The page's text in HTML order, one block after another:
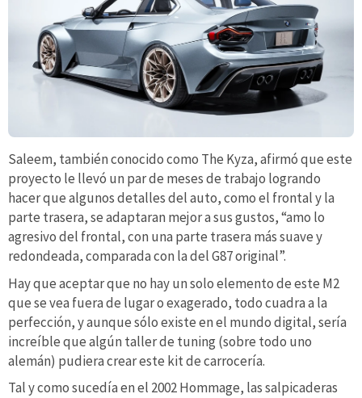
Saleem, también conocido como The Kyza, afirmó que este
proyecto le llevó un par de meses de trabajo logrando
hacer que algunos detalles del auto, como el frontal y la
parte trasera, se adaptaran mejor a sus gustos, “amo lo
agresivo del frontal, con una parte trasera más suave y
redondeada, comparada con la del G87 original”.
Hay que aceptar que no hay un solo elemento de este M2
que se vea fuera de lugar o exagerado, todo cuadra a la
perfección, y aunque sólo existe en el mundo digital, sería
increíble que algún taller de tuning (sobre todo uno
alemán) pudiera crear este kit de carrocería.
Tal y como sucedía en el 2002 Hommage, las salpicaderas